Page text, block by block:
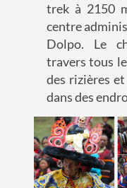
trek à 2150
centre
Dolpo. Le
travers tous
des rizières et
dans des